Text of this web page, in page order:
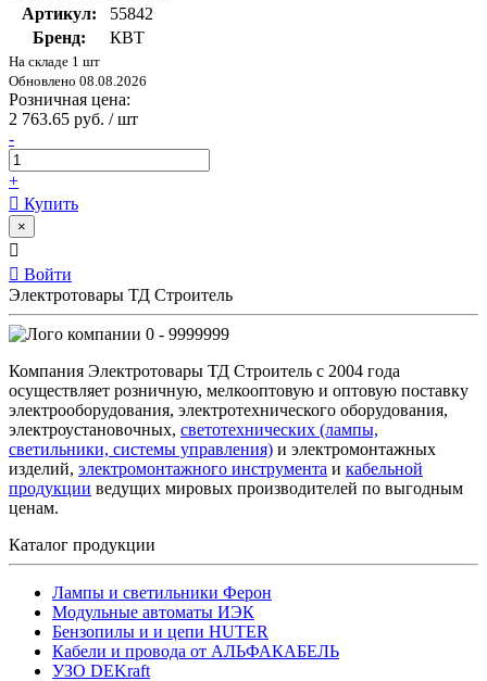
Артикул:
55842
Бренд:
КВТ
На складе 1 шт
Обновлено 08.08.2026
Розничная цена:
2 763.65 руб. / шт
-
+
Купить
×
Войти
Электротовары ТД Строитель
0 - 9999999
Компания Электротовары ТД Строитель с 2004 года
осуществляет розничную, мелкооптовую и оптовую поставку
электрооборудования, электротехнического оборудования,
электроустановочных, светотехнических (лампы,
светильники, системы управления) и электромонтажных
изделий, электромонтажного инструмента и кабельной
продукции ведущих мировых производителей по выгодным
ценам.
Каталог продукции
Лампы и светильники Ферон
Модульные автоматы ИЭК
Бензопилы и и цепи HUTER
Кабели и провода от АЛЬФАКАБЕЛЬ
УЗО DEKraft